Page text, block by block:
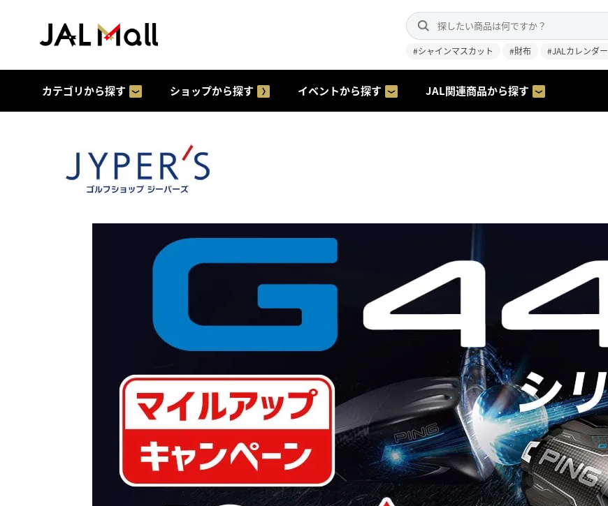
#シャインマスカット #財布 #JALカレンダー
カテゴリから探す ショップから探す イベントから探す JAL関連商品から探す